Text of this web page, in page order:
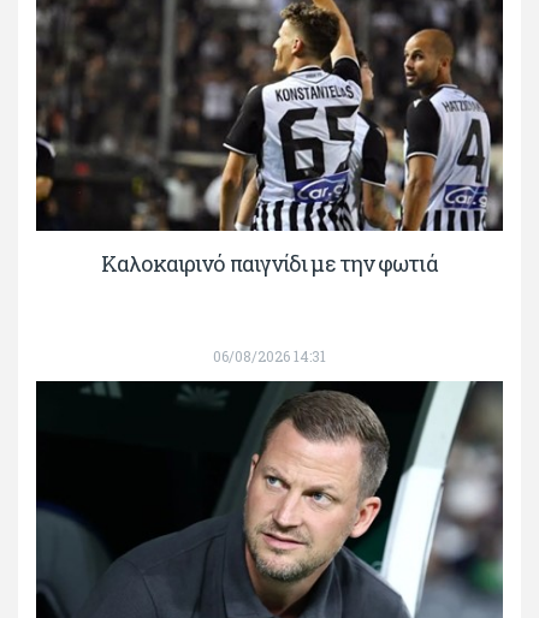
Καλοκαιρινό παιγνίδι με την φωτιά
06/08/2026 14:31